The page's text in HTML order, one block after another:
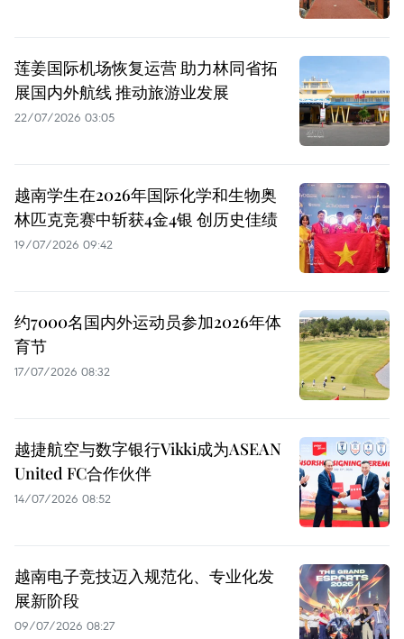
莲姜国际机场恢复运营 助力林同省拓
展国内外航线 推动旅游业发展
22/07/2026 03:05
越南学生在2026年国际化学和生物奥
林匹克竞赛中斩获4金4银 创历史佳绩
19/07/2026 09:42
约7000名国内外运动员参加2026年体
育节
17/07/2026 08:32
越捷航空与数字银行Vikki成为ASEAN
United FC合作伙伴
14/07/2026 08:52
越南电子竞技迈入规范化、专业化发
展新阶段
09/07/2026 08:27